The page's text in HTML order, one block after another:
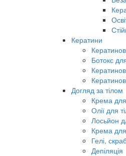
Кератини
Ботокс
Догляд за тілом
Крема для
Олії для
Лосьйон
Крема для
Гелі,
Депіляція